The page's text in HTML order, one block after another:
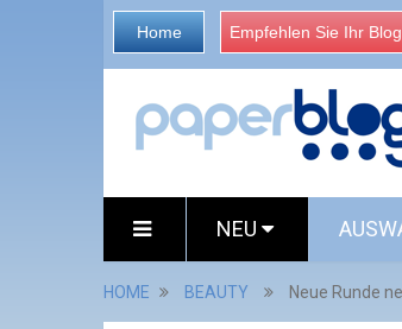
Home Empfehlen Sie Ihr Blog
NEU
HOME BEAUTY Neue Runde